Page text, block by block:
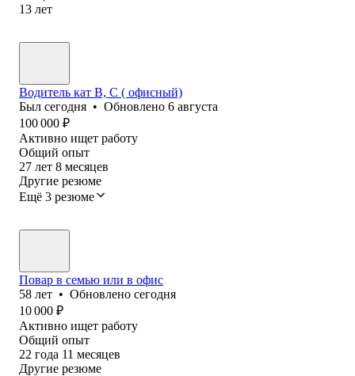
13 лет
Водитель кат В, С ( офисный)
Был сегодня • Обновлено 6 августа
100 000 ₽
Активно ищет работу
Общий опыт
27 лет 8 месяцев
Другие резюме
Ещё 3 резюме
Повар в семью или в офис
58 лет • Обновлено сегодня
10 000 ₽
Активно ищет работу
Общий опыт
22 года 11 месяцев
Другие резюме